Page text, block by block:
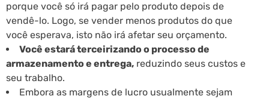
porque você só irá pagar pelo produto depois de
vendê-lo. Logo, se vender menos produtos do que
você esperava, isto não irá afetar seu orçamento.
Você estará terceirizando o processo de
armazenamento e entrega, reduzindo seus custos e
seu trabalho.
Embora as margens de lucro usualmente sejam